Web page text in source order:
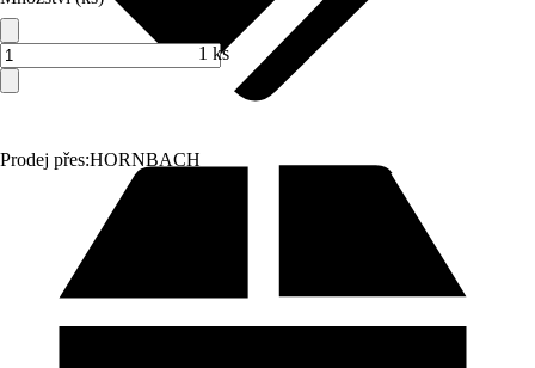
Prodej přes:HORNBACH
1 ks